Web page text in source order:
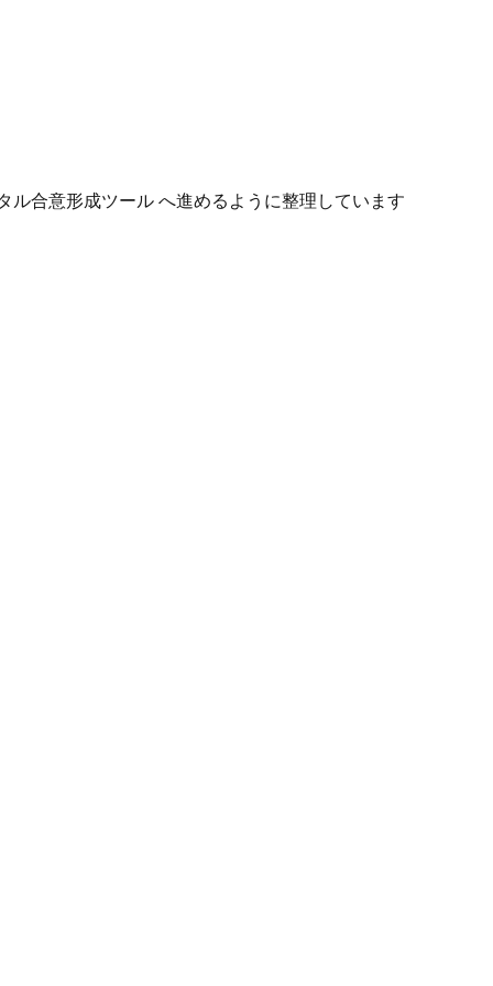
合意形成ツール へ進めるように整理しています